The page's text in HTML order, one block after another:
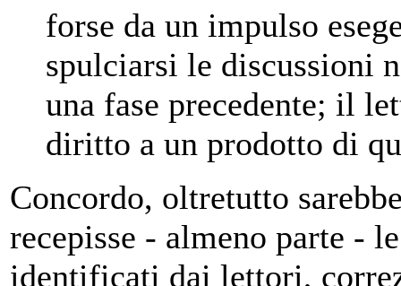
forse da un impulso
spulciarsi le discussioni
una fase precedente; il
diritto a un prodotto di
Concordo, oltretutto
recepisse - almeno parte -
identificati dai lettori,